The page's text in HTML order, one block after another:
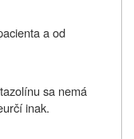
a od
sa nemá
inak.